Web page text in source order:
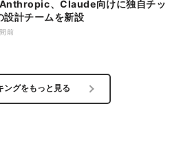
設計チームを新設
前
ングをもっと見る